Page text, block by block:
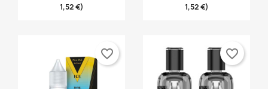
1,52 €)
1,52 €)
favorite_border favorite_border